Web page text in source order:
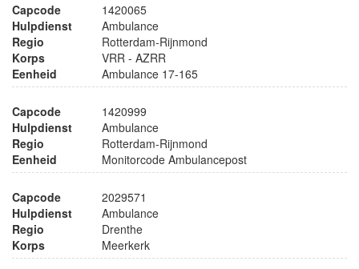
Capcode
1420065
Hulpdienst
Ambulance
Regio
Rotterdam-Rijnmond
Korps
VRR - AZRR
Eenheid
Ambulance 17-165
Capcode
1420999
Hulpdienst
Ambulance
Regio
Rotterdam-Rijnmond
Eenheid
Monitorcode Ambulancepost
Capcode
2029571
Hulpdienst
Ambulance
Regio
Drenthe
Korps
Meerkerk